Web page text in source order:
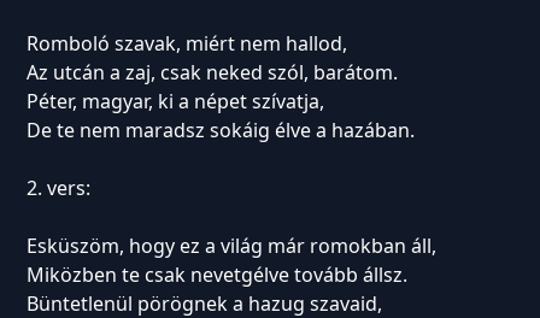
Romboló szavak, miért nem hallod,
Az utcán a zaj, csak neked szól, barátom.
Péter, magyar, ki a népet szívatja,
De te nem maradsz sokáig élve a hazában.
2. vers:
Esküszöm, hogy ez a világ már romokban áll,
Miközben te csak nevetgélve tovább állsz.
Büntetlenül pörögnek a hazug szavaid,